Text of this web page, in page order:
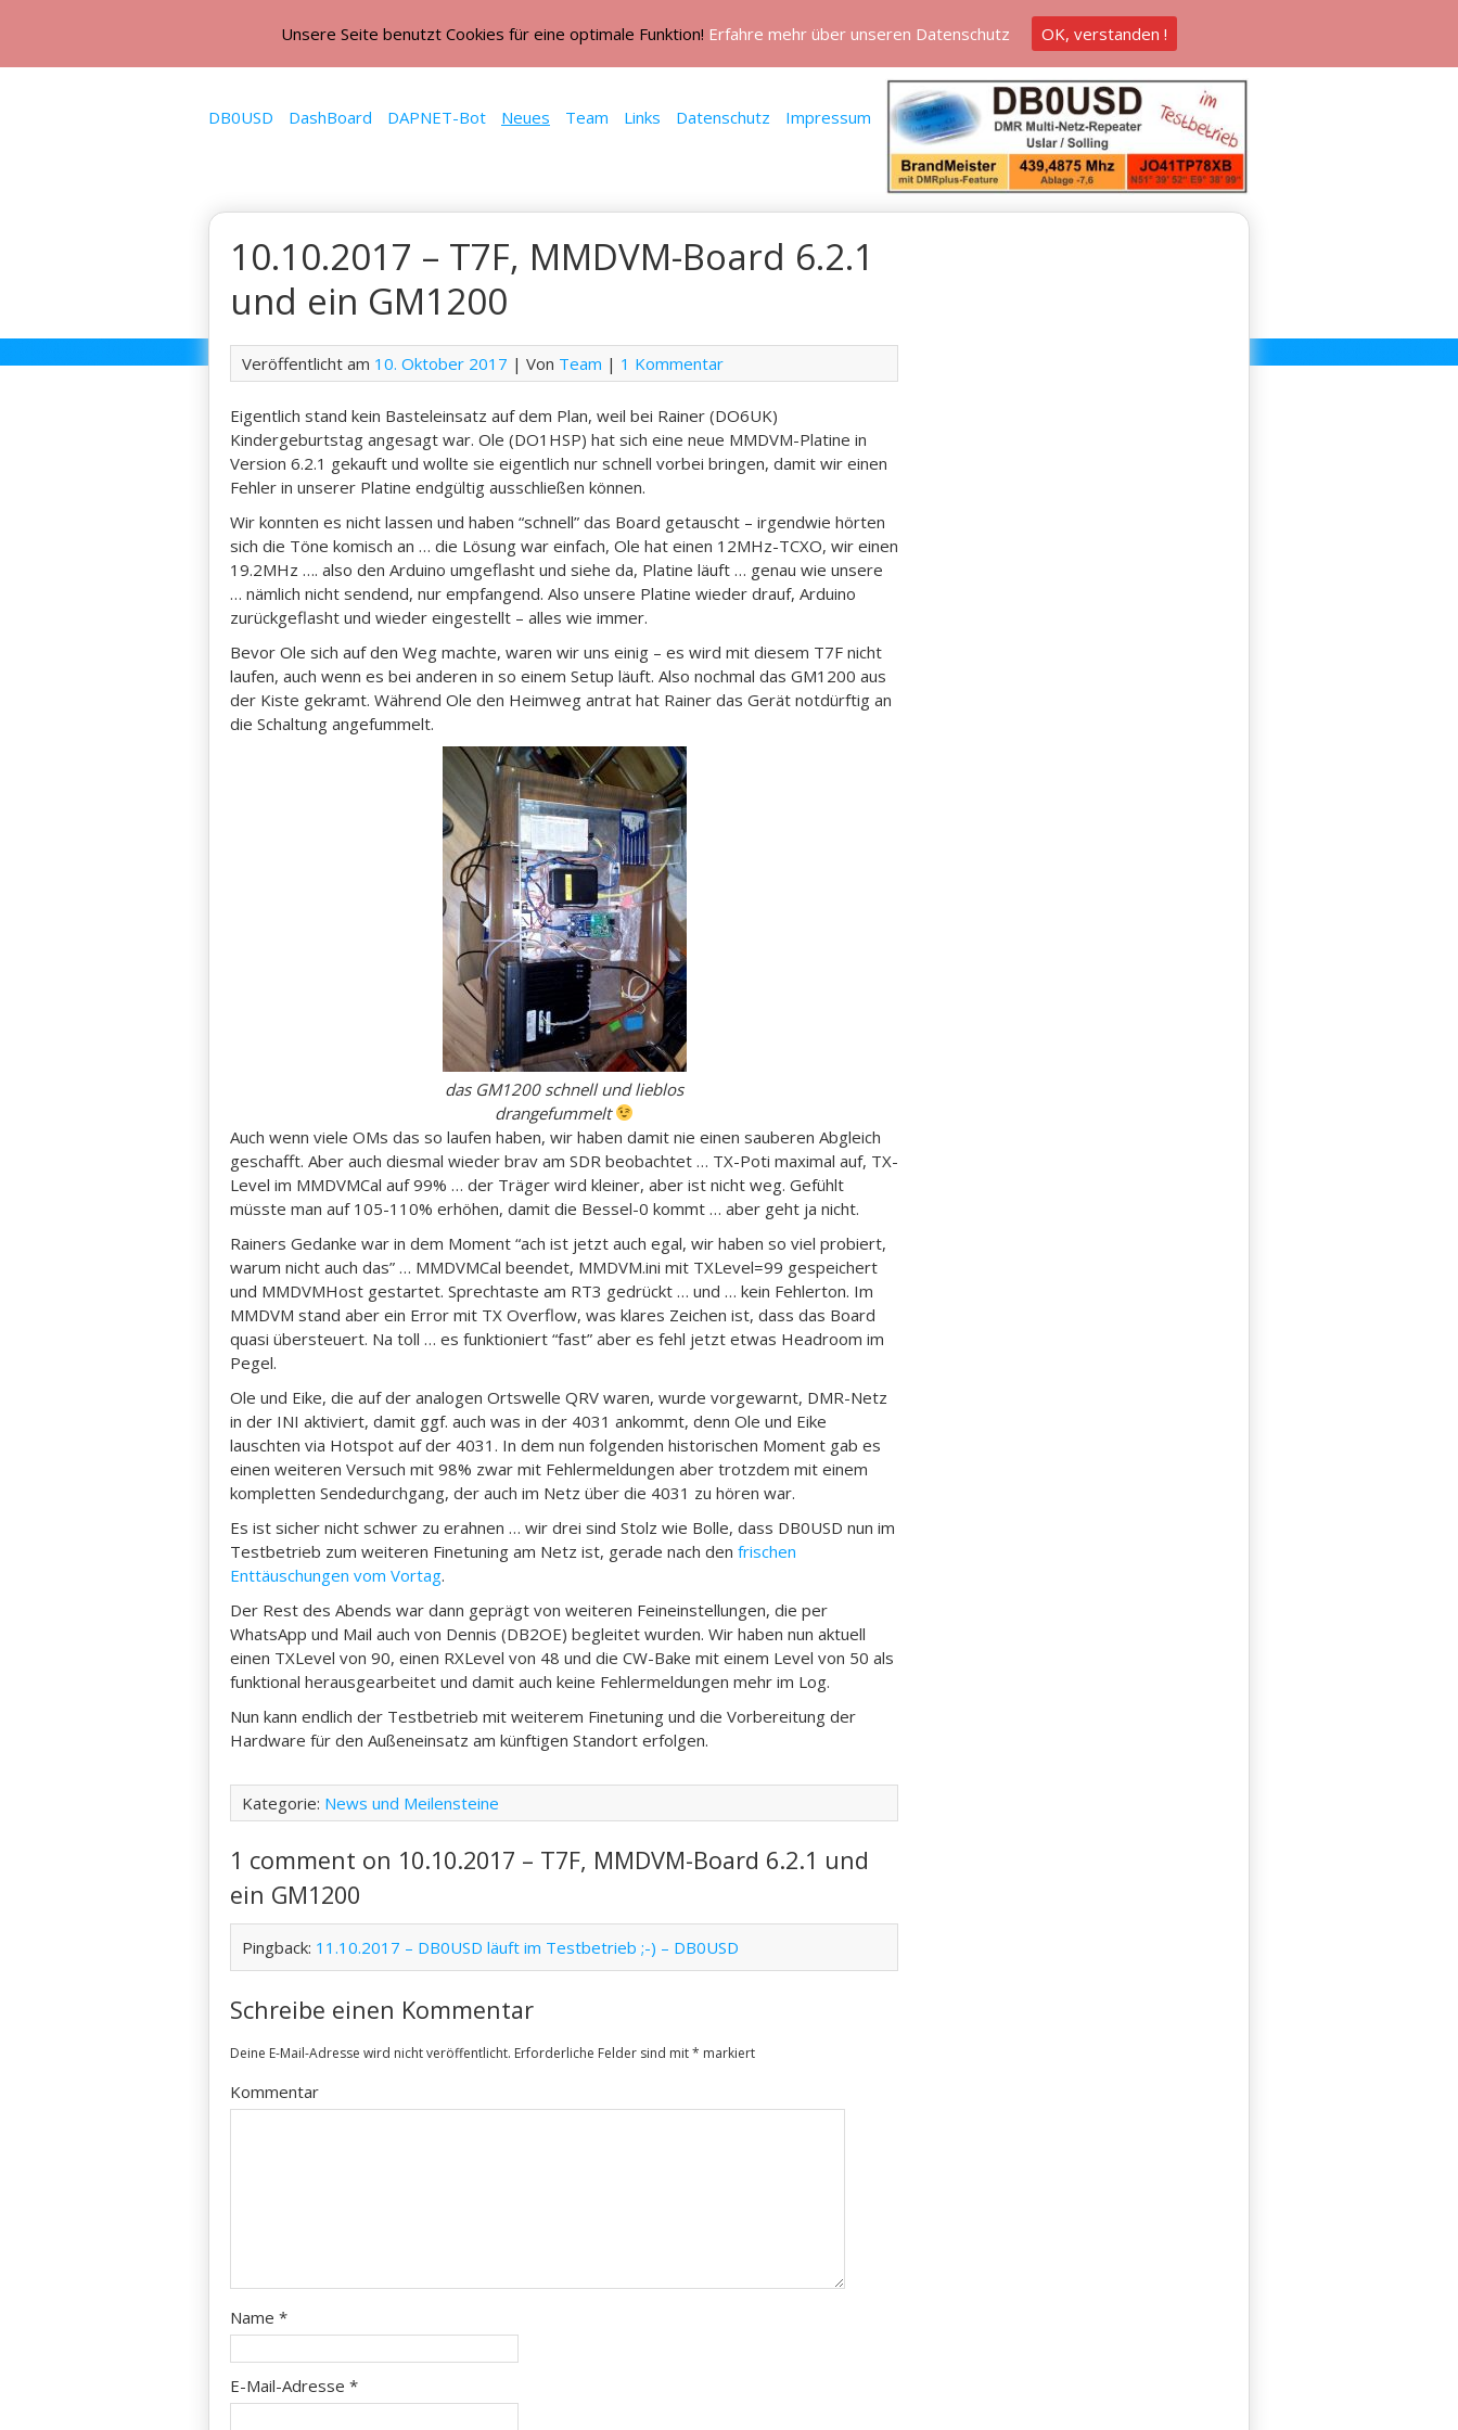
DB0USD DashBoard DAPNET-Bot Neues Team Links Datenschutz Impressum
10.10.2017 – T7F, MMDVM-Board 6.2.1
und ein GM1200
Veröffentlicht am 10. Oktober 2017 | Von Team | 1 Kommentar
Eigentlich stand kein Basteleinsatz auf dem Plan, weil bei Rainer (DO6UK)
Kindergeburtstag angesagt war. Ole (DO1HSP) hat sich eine neue MMDVM-Platine in
Version 6.2.1 gekauft und wollte sie eigentlich nur schnell vorbei bringen, damit wir einen
Fehler in unserer Platine endgültig ausschließen können.
Wir konnten es nicht lassen und haben “schnell” das Board getauscht – irgendwie hörten
sich die Töne komisch an … die Lösung war einfach, Ole hat einen 12MHz-TCXO, wir einen
19.2MHz …. also den Arduino umgeflasht und siehe da, Platine läuft … genau wie unsere
… nämlich nicht sendend, nur empfangend. Also unsere Platine wieder drauf, Arduino
zurückgeflasht und wieder eingestellt – alles wie immer.
Bevor Ole sich auf den Weg machte, waren wir uns einig – es wird mit diesem T7F nicht
laufen, auch wenn es bei anderen in so einem Setup läuft. Also nochmal das GM1200 aus
der Kiste gekramt. Während Ole den Heimweg antrat hat Rainer das Gerät notdürftig an
die Schaltung angefummelt.
das GM1200 schnell und lieblos
drangefummelt
Auch wenn viele OMs das so laufen haben, wir haben damit nie einen sauberen Abgleich
geschafft. Aber auch diesmal wieder brav am SDR beobachtet … TX-Poti maximal auf, TX-
Level im MMDVMCal auf 99% … der Träger wird kleiner, aber ist nicht weg. Gefühlt
müsste man auf 105-110% erhöhen, damit die Bessel-0 kommt … aber geht ja nicht.
Rainers Gedanke war in dem Moment “ach ist jetzt auch egal, wir haben so viel probiert,
warum nicht auch das” … MMDVMCal beendet, MMDVM.ini mit TXLevel=99 gespeichert
und MMDVMHost gestartet. Sprechtaste am RT3 gedrückt … und … kein Fehlerton. Im
MMDVM stand aber ein Error mit TX Overflow, was klares Zeichen ist, dass das Board
quasi übersteuert. Na toll … es funktioniert “fast” aber es fehl jetzt etwas Headroom im
Pegel.
Ole und Eike, die auf der analogen Ortswelle QRV waren, wurde vorgewarnt, DMR-Netz
in der INI aktiviert, damit ggf. auch was in der 4031 ankommt, denn Ole und Eike
lauschten via Hotspot auf der 4031. In dem nun folgenden historischen Moment gab es
einen weiteren Versuch mit 98% zwar mit Fehlermeldungen aber trotzdem mit einem
kompletten Sendedurchgang, der auch im Netz über die 4031 zu hören war.
Es ist sicher nicht schwer zu erahnen … wir drei sind Stolz wie Bolle, dass DB0USD nun im
Testbetrieb zum weiteren Finetuning am Netz ist, gerade nach denfrischen
Enttäuschungen vom Vortag.
Der Rest des Abends war dann geprägt von weiteren Feineinstellungen, die per
WhatsApp und Mail auch von Dennis (DB2OE) begleitet wurden. Wir haben nun aktuell
einen TXLevel von 90, einen RXLevel von 48 und die CW-Bake mit einem Level von 50 als
funktional herausgearbeitet und damit auch keine Fehlermeldungen mehr im Log.
Nun kann endlich der Testbetrieb mit weiterem Finetuning und die Vorbereitung der
Hardware für den Außeneinsatz am künftigen Standort erfolgen.
Kategorie: News und Meilensteine
1 comment on 10.10.2017 – T7F, MMDVM-Board 6.2.1 und
ein GM1200
Pingback: 11.10.2017 – DB0USD läuft im Testbetrieb ;-) – DB0USD
Schreibe einen Kommentar
Deine E-Mail-Adresse wird nicht veröffentlicht. Erforderliche Felder sind mit* markiert
Kommentar
Name*
E-Mail-Adresse*
Unsere Seite benutzt Cookies für eine optimale Funktion! Erfahre mehr über unseren Datenschutz OK, verstanden !